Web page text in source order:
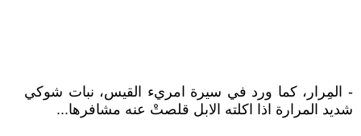
- المِرار، كما ورد في سيرة امريء القيس، نبات شوكي
شديد المرارة اذا اكلته الابل قلصتْ عنه مشافرها...